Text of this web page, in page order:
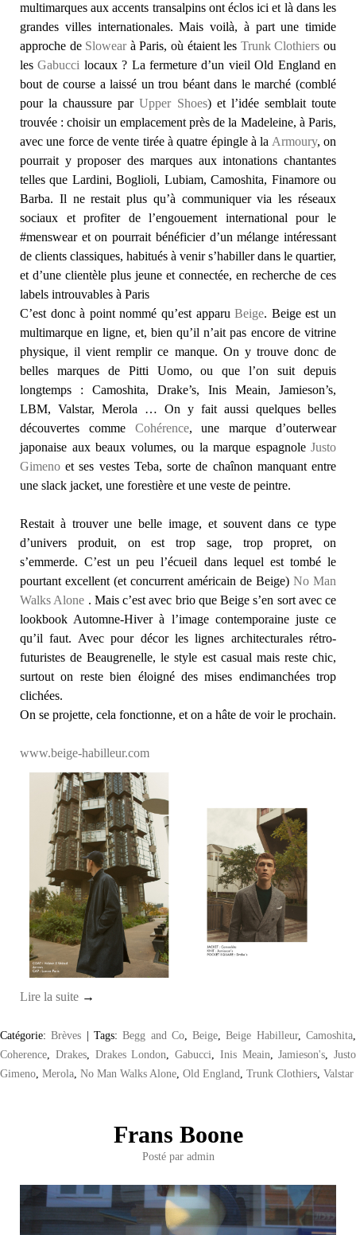
multimarques aux accents transalpins ont éclos ici et là dans les
grandes villes internationales. Mais voilà, à part une timide
approche de Slowearà Paris, où étaient les Trunk Clothiers ou
lesGabucci locaux ? La fermeture d’un vieil Old England en
bout de course a laissé un trou béant dans le marché (comblé
pour la chaussure parUpper Shoes) et l’idée semblait toute
trouvée : choisir un emplacement près de la Madeleine, à Paris,
avec une force de vente tirée à quatre épingle à la Armoury, on
pourrait y proposer des marques aux intonations chantantes
telles que Lardini, Boglioli, Lubiam, Camoshita, Finamore ou
Barba. Il ne restait plus qu’à communiquer via les réseaux
sociaux et profiter de l’engouement international pour le
#menswear et on pourrait bénéficier d’un mélange intéressant
de clients classiques, habitués à venir s’habiller dans le quartier,
et d’une clientèle plus jeune et connectée, en recherche de ces
labels introuvables à Paris
C’est donc à point nommé qu’est apparuBeige. Beige est un
multimarque en ligne, et, bien qu’il n’ait pas encore de vitrine
physique, il vient remplir ce manque. On y trouve donc de
belles marques de Pitti Uomo, ou que l’on suit depuis
longtemps : Camoshita, Drake’s, Inis Meain, Jamieson’s,
LBM, Valstar, Merola … On y fait aussi quelques belles
découvertes comme Cohérence, une marque d’outerwear
japonaise aux beaux volumes, ou la marque espagnole Justo
Gimeno et ses vestes Teba, sorte de chaînon manquant entre
une slack jacket, une forestière et une veste de peintre.
Restait à trouver une belle image, et souvent dans ce type
d’univers produit, on est trop sage, trop propret, on
s’emmerde. C’est un peu l’écueil dans lequel est tombé le
pourtant excellent (et concurrent américain de Beige) No Man
Walks Alone . Mais c’est avec brio que Beige s’en sort avec ce
lookbook Automne-Hiver à l’image contemporaine juste ce
qu’il faut. Avec pour décor les lignes architecturales rétro-
futuristes de Beaugrenelle, le style est casual mais reste chic,
surtout on reste bien éloigné des mises endimanchées trop
clichées.
On se projette, cela fonctionne, et on a hâte de voir le prochain.
www.beige-habilleur.com
Lire la suite →
Catégorie:Brèves | Tags:Begg and Co,Beige ,Beige Habilleur,Camoshita
Coherence
Drakes, Drakes London Gabucci Inis Meain ,Jamieson's
Justo
Gimeno Merola No Man Walks Alone Old England Trunk Clothiers Valstar
Frans Boone
Posté par admin